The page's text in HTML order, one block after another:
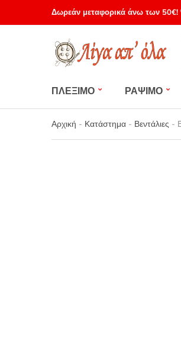
Δωρεάν μεταφορικά άνω των 50€!
ΠΛΕΞΙΜΟ ΡΑΨΙΜΟ
Αρχική - Κατάστημα - Βεντάλιες -